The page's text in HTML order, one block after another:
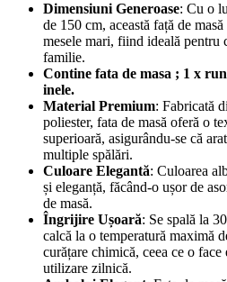
Dimensiuni Generoase: Cu o
de 150 cm, această față de
mesele mari, fiind ideală pentru
familie.
Contine fata de masa ; 1 x
inele.
Material Premium: Fabricată
poliester, fata de masă oferă o
superioară, asigurându-se că
multiple spălări.
Culoare Elegantă: Culoarea
și eleganță, făcând-o ușor de
de masă.
Îngrijire Ușoară: Se spală la
calcă la o temperatură maximă
curățare chimică, ceea ce o
utilizare zilnică.